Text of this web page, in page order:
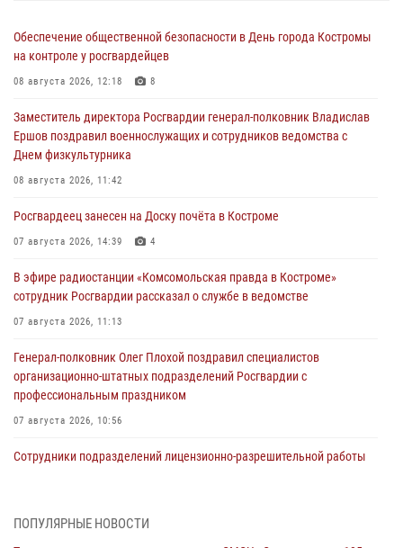
Обеспечение общественной безопасности в День города Костромы
на контроле у росгвардейцев
08 августа 2026, 12:18 8
Заместитель директора Росгвардии генерал-полковник Владислав
Ершов поздравил военнослужащих и сотрудников ведомства с
Днем физкультурника
08 августа 2026, 11:42
Росгвардеец занесен на Доску почёта в Костроме
07 августа 2026, 14:39 4
В эфире радиостанции «Комсомольская правда в Костроме»
сотрудник Росгвардии рассказал о службе в ведомстве
07 августа 2026, 11:13
Генерал-полковник Олег Плохой поздравил специалистов
организационно-штатных подразделений Росгвардии с
профессиональным праздником
07 августа 2026, 10:56
Сотрудники подразделений лицензионно-разрешительной работы
06 августа 2026, 07:50
ПОПУЛЯРНЫЕ НОВОСТИ